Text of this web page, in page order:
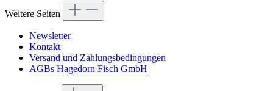
Weitere Seiten
Newsletter
Kontakt
Versand und Zahlungsbedingungen
AGBs Hagedorn Fisch GmbH